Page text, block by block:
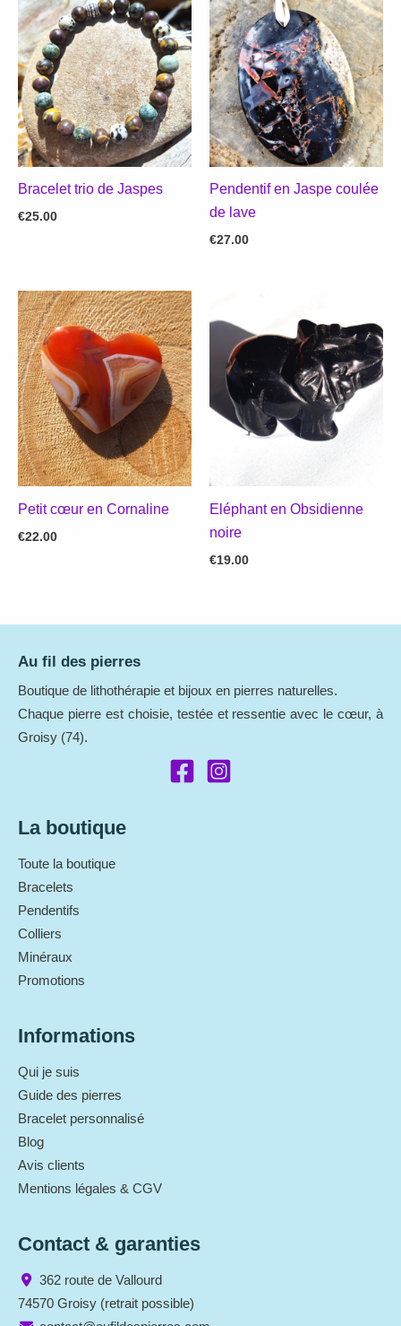
Bracelet trio de Jaspes
€25.00
Pendentif en Jaspe coulée
de lave
€27.00
Petit cœur en Cornaline
€22.00
Eléphant en Obsidienne
noire
€19.00
Au fil des pierres
Boutique de lithothérapie et bijoux en pierres naturelles.
Chaque pierre est choisie, testée et ressentie avec le cœur, à
Groisy (74).
La boutique
Toute la boutique
Bracelets
Pendentifs
Colliers
Minéraux
Promotions
Informations
Qui je suis
Guide des pierres
Bracelet personnalisé
Blog
Avis clients
Mentions légales & CGV
Contact & garanties
362 route de Vallourd
74570 Groisy (retrait possible)